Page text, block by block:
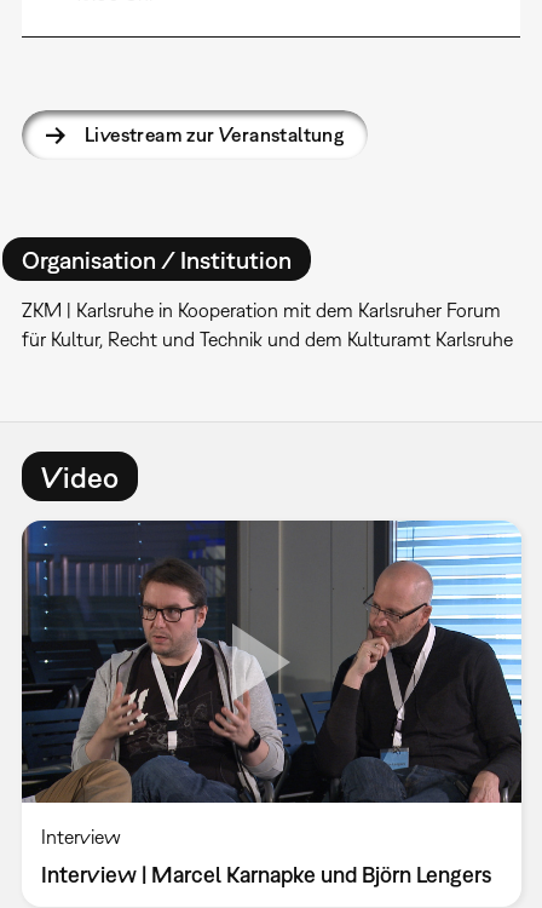
Livestream zur Veranstaltung
Organisation / Institution
ZKM | Karlsruhe in Kooperation mit dem Karlsruher Forum
für Kultur, Recht und Technik und dem Kulturamt Karlsruhe
Video
Interview
Interview | Marcel Karnapke und Björn Lengers